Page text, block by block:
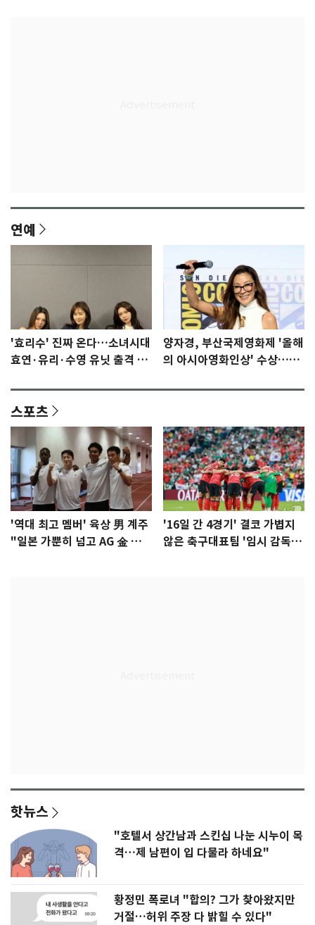
연예
'효리수' 진짜 온다…소녀시대
효연·유리·수영 유닛 출격 [N
양자경, 부산국제영화제 '올해
의 아시아영화인상' 수상…15
스포츠
'역대 최고 멤버' 육상 男 계주
"일본 가뿐히 넘고 AG 金 따겠
'16일 간 4경기' 결코 가볍지
않은 축구대표팀 '임시 감독'
핫뉴스
"호텔서 상간남과 스킨십 나눈 시누이 목
격…제 남편이 입 다물라 하네요"
황정민 폭로녀 "합의? 그가 찾아왔지만
거절…허위 주장 다 밝힐 수 있다"